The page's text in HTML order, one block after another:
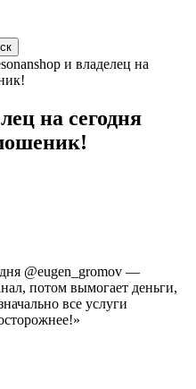
и владелец на
на сегодня
@eugen_gromov —
потом вымогает деньги,
все услуги